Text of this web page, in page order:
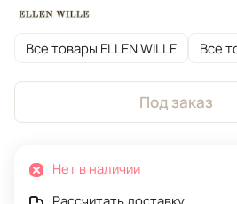
Все товары ELLEN WILLE Все
Под заказ
Нет в наличии